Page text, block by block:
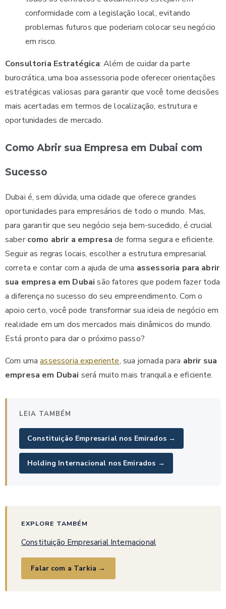
conformidade com a legislação local, evitando
problemas futuros que poderiam colocar seu negócio
em risco.
Consultoria Estratégica: Além de cuidar da parte
burocrática, uma boa assessoria pode oferecer orientações
estratégicas valiosas para garantir que você tome decisões
mais acertadas em termos de localização, estrutura e
oportunidades de mercado.
Como Abrir sua Empresa em Dubai com
Sucesso
Dubai é, sem dúvida, uma cidade que oferece grandes
oportunidades para empresários de todo o mundo. Mas,
para garantir que seu negócio seja bem-sucedido, é crucial
saber como abrir a empresa de forma segura e eficiente.
Seguir as regras locais, escolher a estrutura empresarial
correta e contar com a ajuda de uma assessoria para abrir
sua empresa em Dubai são fatores que podem fazer toda
a diferença no sucesso do seu empreendimento. Com o
apoio certo, você pode transformar sua ideia de negócio em
realidade em um dos mercados mais dinâmicos do mundo.
Está pronto para dar o próximo passo?
Com umaassessoria experiente, sua jornada para abrir sua
empresa em Dubai será muito mais tranquila e eficiente.
LEIA TAMBÉM
Constituição Empresarial nos Emirados →
Holding Internacional nos Emirados →
EXPLORE TAMBÉM
Constituição Empresarial Internacional
Falar com a Tarkia →